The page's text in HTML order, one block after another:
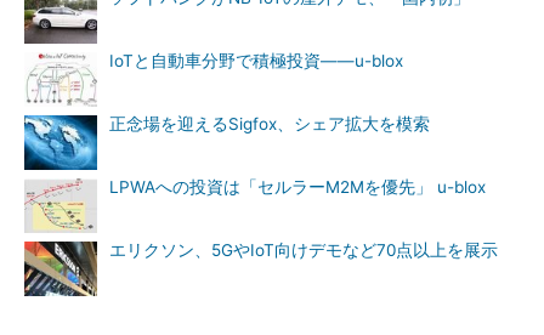
IoTと自動車分野で積極投資――u-blox
正念場を迎えるSigfox、シェア拡大を模索
LPWAへの投資は「セルラーM2Mを優先」 u-blox
エリクソン、5GやIoT向けデモなど70点以上を展示